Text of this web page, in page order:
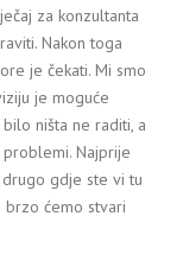
za konzultanta
Nakon toga
je čekati. Mi smo
je moguće
ništa ne raditi, a
Najprije
gdje ste vi tu
brzo ćemo stvari